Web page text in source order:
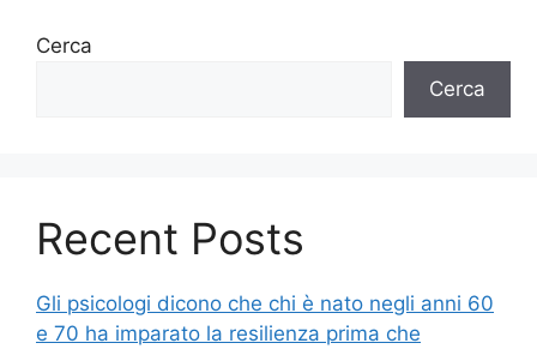
Cerca
Cerca
Recent Posts
Gli psicologi dicono che chi è nato negli anni 60
e 70 ha imparato la resilienza prima che